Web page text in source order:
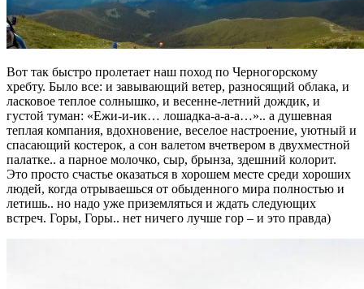
Вот так быстро пролетает наш поход по Черногорскому
хребту. Было все: и завывающий ветер, разносящий облака, и
ласковое теплое солнышко, и весенне-летний дождик, и
густой туман: «Ежи-и-ик… лошадка-а-а-а…».. а душевная
теплая компания, вдохновение, веселое настроение, уютный и
спасающий костерок, а сон валетом вчетвером в двухместной
палатке.. а парное молочко, сыр, брынза, здешний колорит.
Это просто счастье оказаться в хорошем месте среди хороших
людей, когда отрываешься от обыденного мира полностью и
летишь.. но надо уже приземляться и ждать следующих
встреч. Горы, Горы.. нет ничего лучше гор – и это правда)